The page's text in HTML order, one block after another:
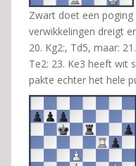
Zwart doet een
verwikkelingen dreigt
20. Kg2:, Td5, maar:
Te2: 23. Ke3 heeft wit
pakte echter het hele